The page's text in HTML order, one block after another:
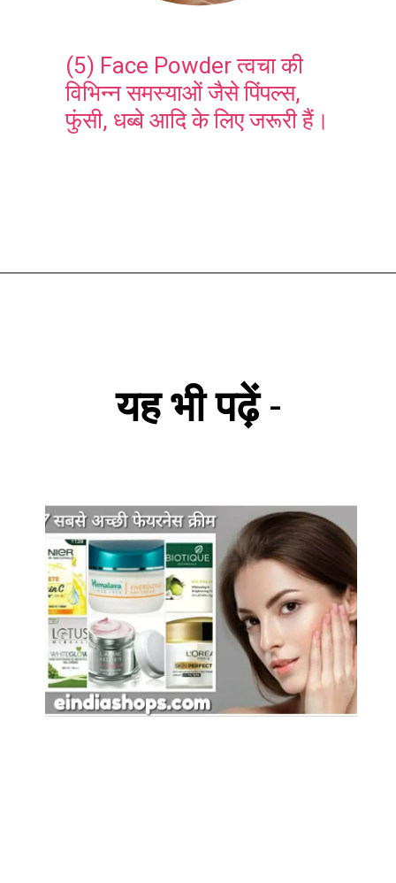
(5) Face Powder त्वचा की
विभिन्न समस्याओं जैसे पिंपल्स,
फुंसी, धब्बे आदि के लिए जरूरी हैं।
यह भी पढ़ें-